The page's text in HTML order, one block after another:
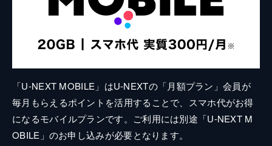
「U-NEXT MOBILE」はU-NEXTの「月額プラン」会員が
毎月もらえるポイントを活用することで、スマホ代がお得
になるモバイルプランです。ご利用には別途「U-NEXT M
OBILE」のお申し込みが必要となります。